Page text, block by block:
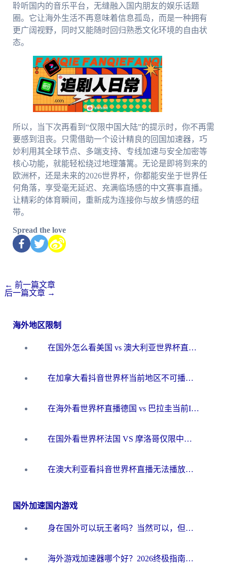
聆听国内的音乐平台，无缝融入国内朋友的娱乐话题
圈。它让海外生活不再意味着信息孤岛，而是一种拥有
更广阔视野，同时又能随时回归熟悉文化环境的自由状
态。
所以，当下次再看到“仅限中国大陆”的提示时，你不再需
要感到沮丧。只需借助一个设计精良的回国加速器，巧
妙利用其全球节点、多端支持、专线加速与安全加密等
核心功能，就能轻松绕过地理藩篱。无论是即将到来的
欧洲杯，还是未来的2026世界杯，你都能安坐于世界任
何角落，享受毫无延迟、充满临场感的中文赛事直播。
让精彩的体育瞬间，重新成为连接你与故乡情感的纽
带。
Spread the love
← 前一篇文章
后一篇文章 →
海外地区限制
在国外怎么看美国 vs 澳大利亚世界杯直播？海外党必藏的中文解说观赛指南
在加拿大看抖音世界杯当前地区不可播放？海外党体育观赛终极指南
在海外看世界杯直播德国 vs 巴拉圭当前IP受限制？这篇指南帮你轻松解决地区限制
在国外看世界杯法国 VS 摩洛哥仅限中国大陆？别让地域限制拦下你的欢呼
在澳大利亚看抖音世界杯直播无法播放？海外党体育观赛终极指南来了！
国外加速国内游戏
身在国外可以玩王者吗？当然可以，但你需要这份“加速”指南
海外游戏加速器哪个好？2026终极指南帮你畅玩国服+解决卡顿难题